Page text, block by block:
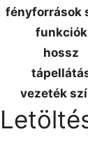
fényforrások
funkciók
hossz
vezeték